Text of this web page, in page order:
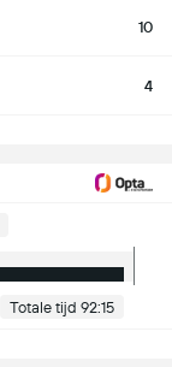
10
4
Totale tijd 92:15